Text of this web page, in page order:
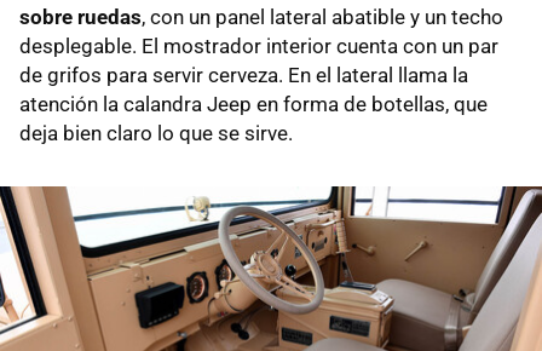
sobre ruedas, con un panel lateral abatible y un techo
desplegable. El mostrador interior cuenta con un par
de grifos para servir cerveza. En el lateral llama la
atención la calandra Jeep en forma de botellas, que
deja bien claro lo que se sirve.